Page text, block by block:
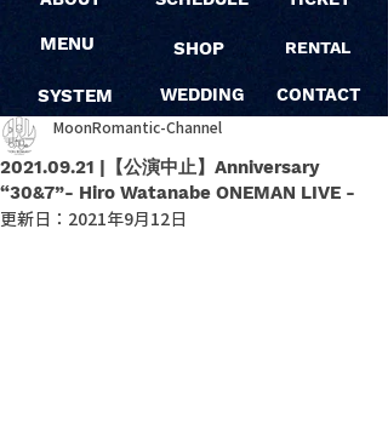
MENU
SYSTEM
SHOP
WEDDING
RENTAL
CONTACT
2021.09.21 |【公演中止】Anniversary
“30&7”- Hiro Watanabe ONEMAN LIVE -
MoonRomantic-Channel
更新日： 2021年9月12日